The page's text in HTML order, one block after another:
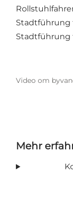
Stadtführung
Stadtführung
Video om
Mehr